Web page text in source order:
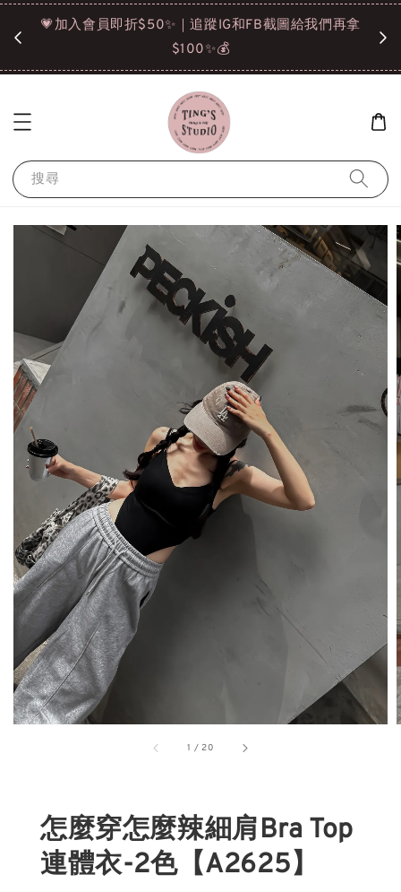
選
💗加入會員即折$50✨｜追蹤IG和FB截圖給我們再拿
$100✨💰
搜尋
1 /20
怎麼穿怎麼辣細肩Bra Top
連體衣-2色【A2625】